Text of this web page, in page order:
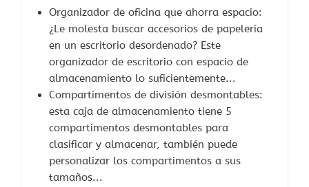
Organizador de oficina que ahorra espacio:
¿Le molesta buscar accesorios de papelería
en un escritorio desordenado? Este
organizador de escritorio con espacio de
almacenamiento lo suficientemente...
Compartimentos de división desmontables:
esta caja de almacenamiento tiene 5
compartimentos desmontables para
clasificar y almacenar, también puede
personalizar los compartimentos a sus
tamaños...